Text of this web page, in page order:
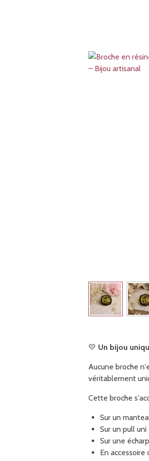
💛 Un bijou
Aucune broche
véritablement
Cette broche
Sur un
Sur un pull uni
Sur une
En accessoire